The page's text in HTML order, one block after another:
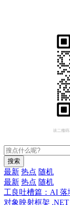
搜索
最新 热点 随机
最新 热点 随机
工良吐槽篇：AI 落
对象映射框架